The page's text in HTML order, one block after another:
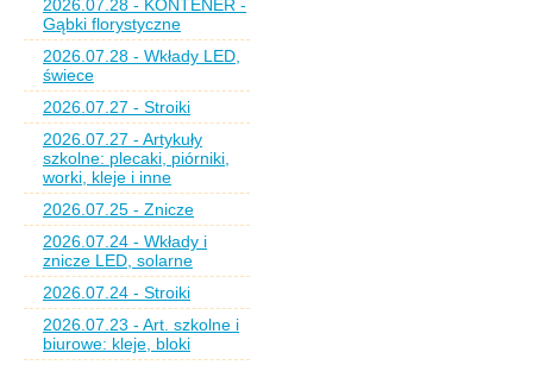
2026.07.28 - KONTENER -
Gąbki florystyczne
2026.07.28 - Wkłady LED,
świece
2026.07.27 - Stroiki
2026.07.27 - Artykuły
szkolne: plecaki, piórniki,
worki, kleje i inne
2026.07.25 - Znicze
2026.07.24 - Wkłady i
znicze LED, solarne
2026.07.24 - Stroiki
2026.07.23 - Art. szkolne i
biurowe: kleje, bloki